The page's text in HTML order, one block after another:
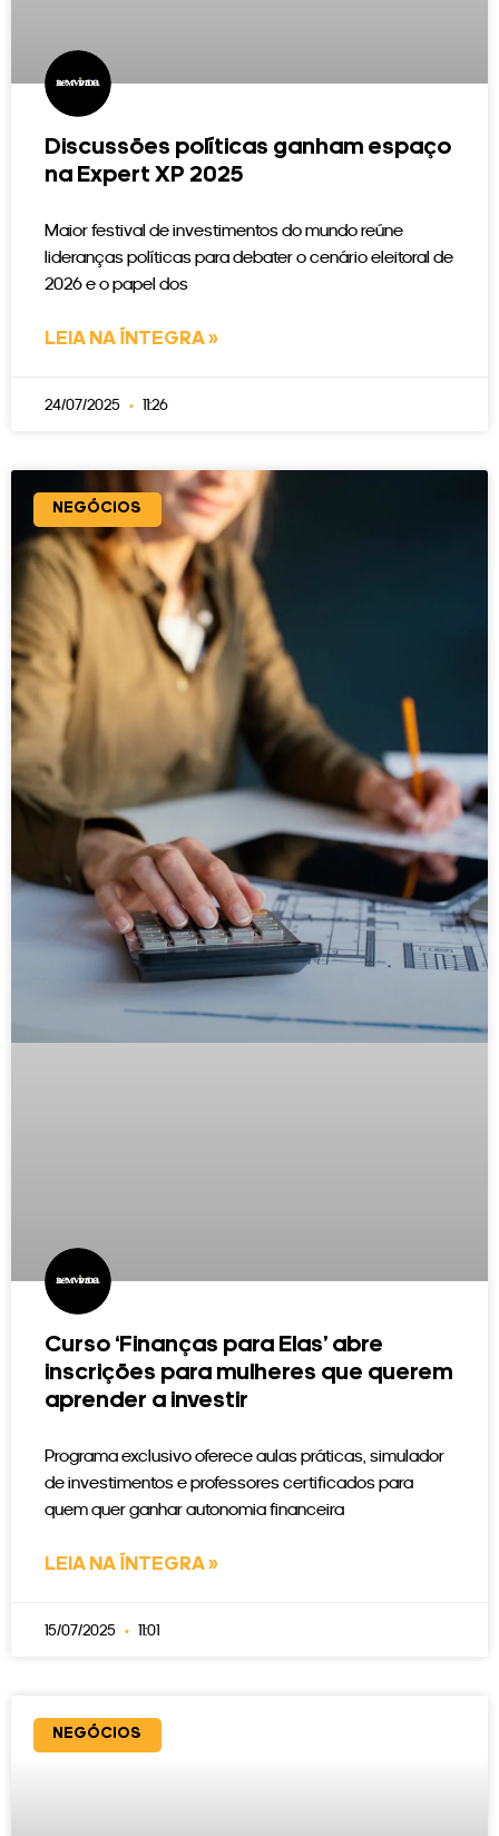
Discussões políticas ganham espaço
na Expert XP 2025
Maior festival de investimentos do mundo reúne
lideranças políticas para debater o cenário eleitoral de
2026 e o papel dos
LEIA NA ÍNTEGRA »
24/07/2025 11:26
NEGÓCIOS
Curso ‘Finanças para Elas’ abre
inscrições para mulheres que querem
aprender a investir
Programa exclusivo oferece aulas práticas, simulador
de investimentos e professores certificados para
quem quer ganhar autonomia financeira
LEIA NA ÍNTEGRA »
15/07/2025 11:01
NEGÓCIOS